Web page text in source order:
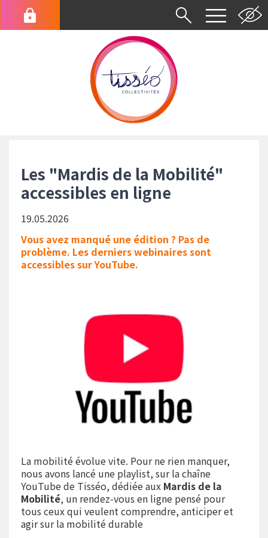
contenu
Menu
du
Les "Mardis de la Mobilité"
accessibles en ligne
19.05.2026
Vous avez manqué une édition ? Pas de
problème. Les derniers webinaires sont
accessibles sur YouTube.
La mobilité évolue vite. Pour ne rien manquer,
nous avons lancé une playlist, sur la chaîne
YouTube de Tisséo, dédiée aux Mardis de la
Mobilité, un rendez-vous en ligne pensé pour
tous ceux qui veulent comprendre, anticiper et
agir sur la mobilité durable